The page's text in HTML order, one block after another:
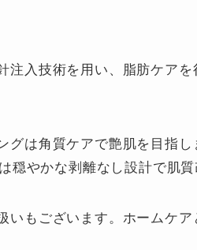
注入技術を用い、脂肪ケア
グは角質ケアで艶肌を目指
穏やかな剥離なし設計で肌質
いもございます。ホームケ